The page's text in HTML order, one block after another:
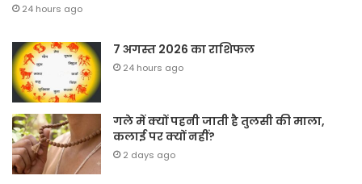
24 hours ago
7 अगस्त 2026 का राशिफल
24 hours ago
गले में क्यों पहनी जाती है तुलसी की माला,
कलाई पर क्यों नहीं?
2 days ago